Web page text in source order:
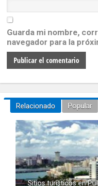
Guarda mi nombre,
navegador para la
Relacionado Popular
Sitios turísticos en